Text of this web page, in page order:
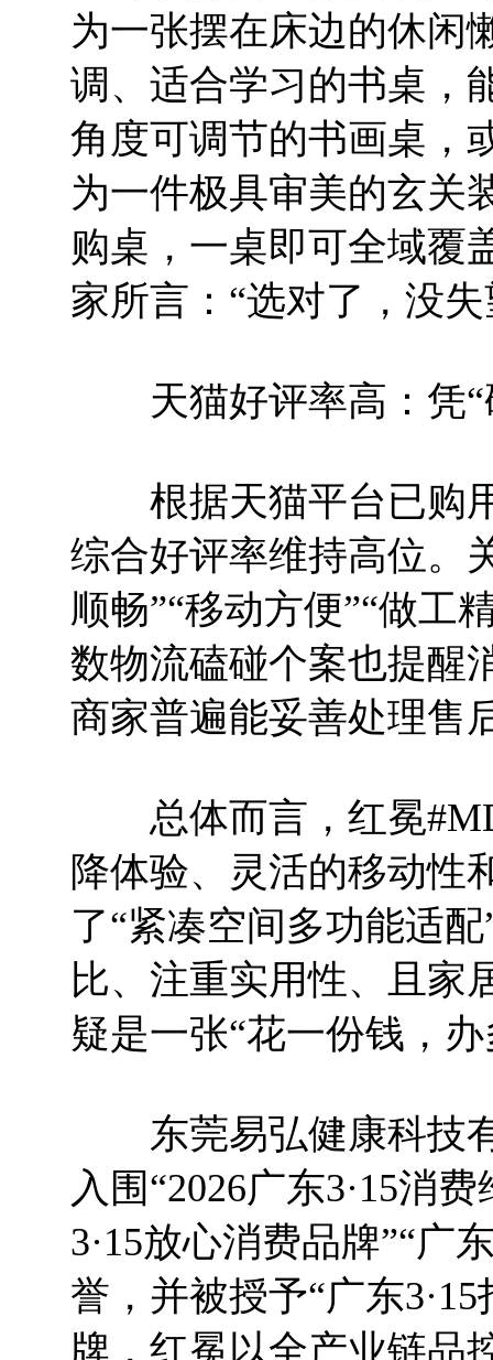
为一张摆在床边的休闲
调、适合学习的书桌，
角度可调节的书画桌，
为一件极具审美的玄关
购桌，一桌即可全域覆
家所言：“选对了，没
天猫好评率高：凭“
根据天猫平台已购用
综合好评率维持高位。
顺畅”“移动方便”“做工
数物流磕碰个案也提醒
商家普遍能妥善处理售
总体而言，红冕
降体验、灵活的移动性
了“紧凑空间多功能适
比、注重实用性、且家
疑是一张“花一份钱，
东莞易弘健康科技有
入围“2026广东3·15消
3·15放心消费品牌”“广
誉，并被授予“广东
牌，红冕以全产业链品